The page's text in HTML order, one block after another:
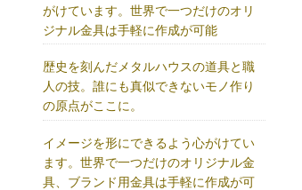
がけています。世界で一つだけのオリ
ジナル金具は手軽に作成が可能
歴史を刻んだメタルハウスの道具と職
人の技。誰にも真似できないモノ作り
の原点がここに。
イメージを形にできるよう心がけてい
ます。世界で一つだけのオリジナル金
具、ブランド用金具は手軽に作成が可